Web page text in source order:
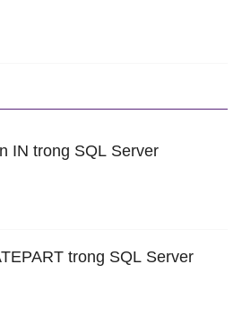
IN trong SQL Server
trong SQL Server